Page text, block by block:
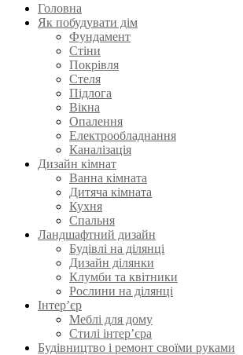
Головна
Як побудувати дім
Фундамент
Стіни
Покрівля
Стеля
Підлога
Вікна
Опалення
Електрообладнання
Каналізація
Дизайн кімнат
Ванна кімната
Дитяча кімната
Кухня
Спальня
Ландшафтний дизайн
Будівлі на ділянці
Дизайн ділянки
Клумби та квітники
Рослини на ділянці
Інтер’єр
Меблі для дому
Стилі інтер’єра
Будівництво і ремонт своїми руками